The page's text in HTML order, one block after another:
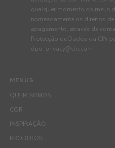
MENUS
QUEM SOMOS
COR
INSPIRAÇÃO
PRODUTOS
qualquer momento os meus
nomeadamente os direitos
apagamento, através de
Protecção de Dados da CIN
dpo_privacy@cin.com